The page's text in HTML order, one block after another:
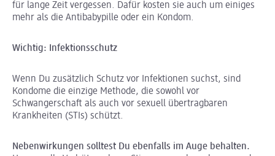
für lange Zeit vergessen. Dafür kosten sie auch um einiges
mehr als die Antibabypille oder ein Kondom.
Wichtig: Infektionsschutz
Wenn Du zusätzlich Schutz vor Infektionen suchst, sind
Kondome die einzige Methode, die sowohl vor
Schwangerschaft als auch vor sexuell übertragbaren
Krankheiten (STIs) schützt.
Nebenwirkungen solltest Du ebenfalls im Auge behalten.